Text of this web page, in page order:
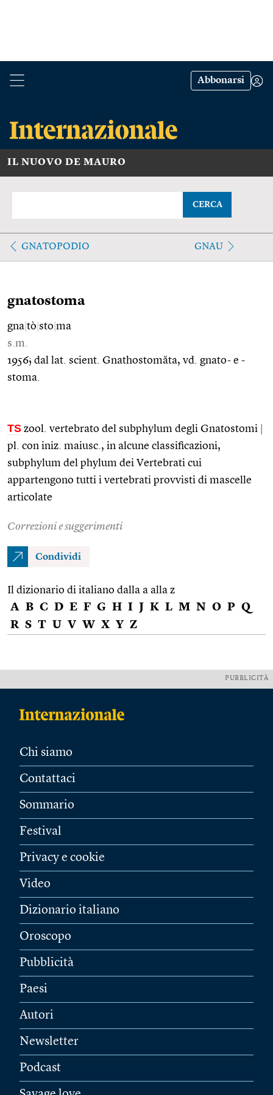
Abbonarsi
IL NUOVO DE MAURO
CERCA
GNATOPODIO GNAU
gnatostoma
gna tò sto ma
s.m.
1956; dal lat. scient. Gnathostomăta, vd. gnato- e -
stoma.
TS zool. vertebrato del subphylum degli Gnatostomi
pl. con iniz. maiusc., in alcune classificazioni,
subphylum del phylum dei Vertebrati cui
appartengono tutti i vertebrati provvisti di mascelle
articolate
Correzioni e suggerimenti
Condividi
Il dizionario di italiano dalla a alla z
A B C D E F G H I J K L M N O P Q
R S T U V W X Y Z
PUBBLICITÀ
Chi siamo
Contattaci
Sommario
Festival
Privacy e cookie
Video
Dizionario italiano
Oroscopo
Pubblicità
Paesi
Autori
Newsletter
Podcast